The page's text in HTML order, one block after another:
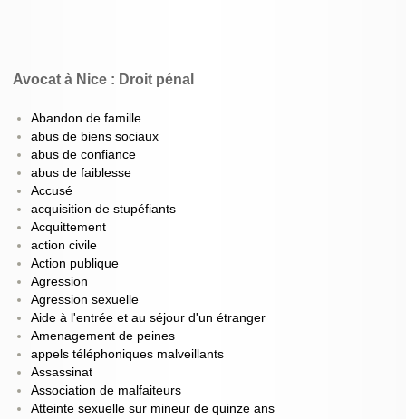
Avocat à Nice : Droit pénal
Abandon de famille
abus de biens sociaux
abus de confiance
abus de faiblesse
Accusé
acquisition de stupéfiants
Acquittement
action civile
Action publique
Agression
Agression sexuelle
Aide à l'entrée et au séjour d'un étranger
Amenagement de peines
appels téléphoniques malveillants
Assassinat
Association de malfaiteurs
Atteinte sexuelle sur mineur de quinze ans